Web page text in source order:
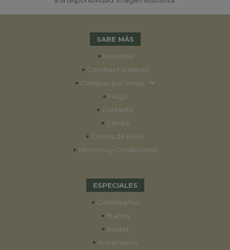
SABE MÁS
• Nosotros
• Coronas Fúnebres
• Comprar por zonas
• FAQS
• Contacto
• Carrito
• Costos de Envío
• Términos y Condiciones
ESPECIALES
• Cumpleaños
• 15 años
• Bodas
• Aniversarios